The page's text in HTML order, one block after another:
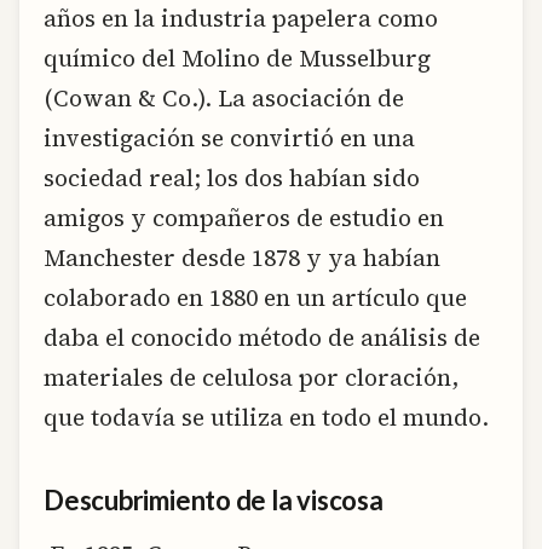
años en la industria papelera como
químico del Molino de Musselburg
(Cowan & Co.). La asociación de
investigación se convirtió en una
sociedad real; los dos habían sido
amigos y compañeros de estudio en
Manchester desde 1878 y ya habían
colaborado en 1880 en un artículo que
daba el conocido método de análisis de
materiales de celulosa por cloración,
que todavía se utiliza en todo el mundo.
Descubrimiento de la viscosa